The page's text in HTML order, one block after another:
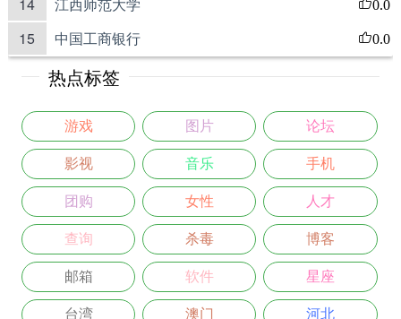
0.0
15 中国工商银行 0.0
热点标签
游戏 图片 论坛
影视 音乐 手机
团购 女性 人才
查询 杀毒 博客
邮箱 软件 星座
台湾 澳门 河北